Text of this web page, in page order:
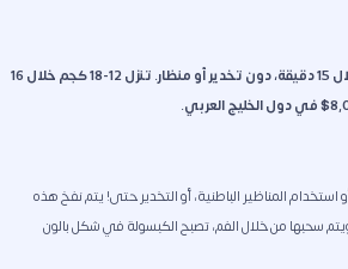
الكبسولة الذكية للتنحيف (Allurion Balloon) إجراءٌ غير جراحيّ يتم ببلع كبسولة بحجم حبة الدواء في عيادة الطبيب خلال 15 دقيقة، دون تخدير أو منظار. تنزل 12-18 كجم خلال 16
المناظير الباطنية، أو التخدير حتى! يتم نفخ هذه
سحبها من خلال الفم، تصبح الكبسولة في شكل بالون